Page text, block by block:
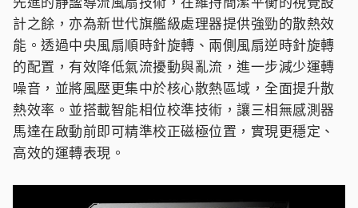
計之餘，亦為新世代旗艦級處理器提供強勁的散熱效
能。透過中央風扇順時針旋轉、兩側風扇逆時針旋轉
的配置，有效降低氣流擾動與亂流，進一步減少運轉
噪音，並將風壓更集中於核心散熱區域，全面提升散
熱效率。並搭載智能相位校準技術，讓三相無感測器
馬達在啟動前即可精準校正磁極位置，實現更穩定、
高效的運轉表現。